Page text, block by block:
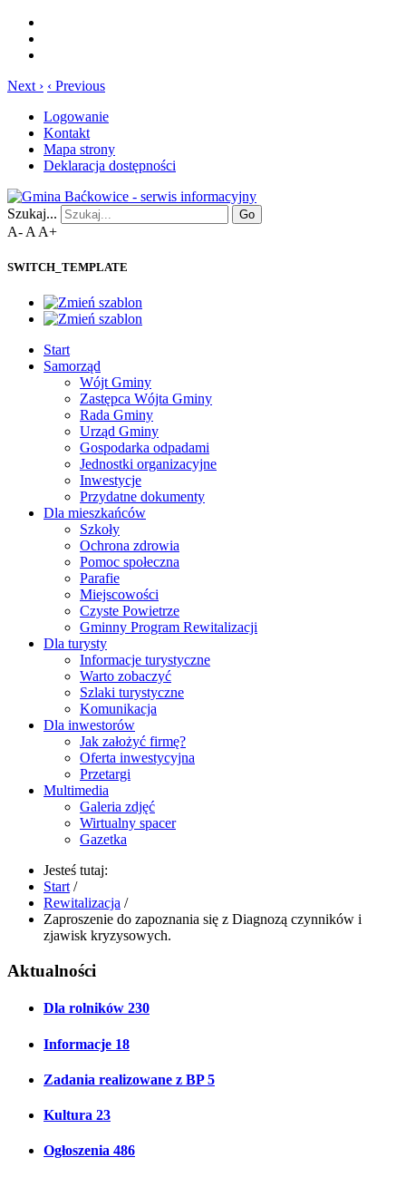
Next › ‹ Previous
Logowanie
Kontakt
Mapa strony
Deklaracja dostępności
Szukaj... Go
A- A A+
SWITCH_TEMPLATE
Start
Samorząd
Wójt Gminy
Zastępca Wójta Gminy
Rada Gminy
Urząd Gminy
Gospodarka odpadami
Jednostki organizacyjne
Inwestycje
Przydatne dokumenty
Dla mieszkańców
Szkoły
Ochrona zdrowia
Pomoc społeczna
Parafie
Miejscowości
Czyste Powietrze
Gminny Program Rewitalizacji
Dla turysty
Informacje turystyczne
Warto zobaczyć
Szlaki turystyczne
Komunikacja
Dla inwestorów
Jak założyć firmę?
Oferta inwestycyjna
Przetargi
Multimedia
Galeria zdjęć
Wirtualny spacer
Gazetka
Jesteś tutaj:
Start /
Rewitalizacja /
Zaproszenie do zapoznania się z Diagnozą czynników i
zjawisk kryzysowych.
Aktualności
Dla rolników 230
Informacje 18
Zadania realizowane z BP5
Kultura 23
Ogłoszenia 486